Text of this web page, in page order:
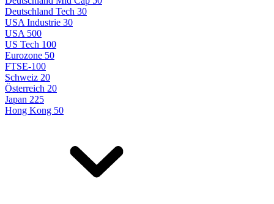
Deutschland Tech 30
USA Industrie 30
USA 500
US Tech 100
Eurozone 50
FTSE-100
Schweiz 20
Österreich 20
Japan 225
Hong Kong 50